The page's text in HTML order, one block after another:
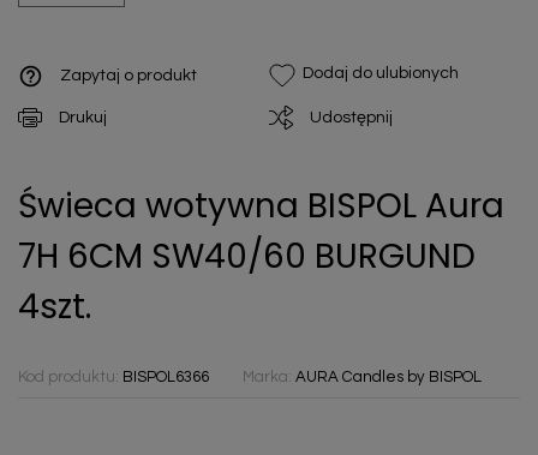
help_outline Zapytaj o produkt Dodaj do ulubionych
Drukuj Udostępnij
Świeca wotywna BISPOL Aura
7H 6CM SW40/60 BURGUND
4szt.
Kod produktu: BISPOL6366 Marka: AURA Candles by BISPOL